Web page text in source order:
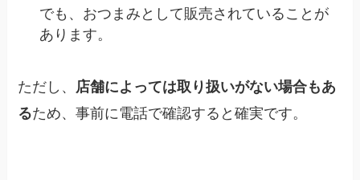
でも、おつまみとして販売されていることが
あります。
ただし、 店舗によっては取り扱いがない場合もあ
るため、事前に電話で確認すると確実です。